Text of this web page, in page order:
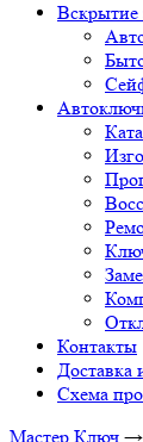
Вскрытие
Контакты
Доставка
Схема
Мастер Ключ →